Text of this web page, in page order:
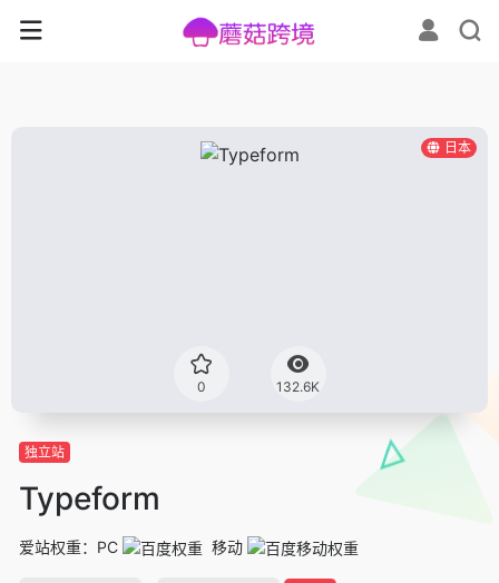
日本
0 132.6K
独立站
Typeform
爱站权重： PC 移动